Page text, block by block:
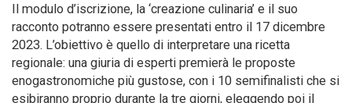
Il modulo d’iscrizione, la ‘creazione culinaria’ e il suo
racconto potranno essere presentati entro il 17 dicembre
2023. L’obiettivo è quello di interpretare una ricetta
regionale: una giuria di esperti premierà le proposte
enogastronomiche più gustose, con i 10 semifinalisti che si
esibiranno proprio durante la tre giorni, eleggendo poi il